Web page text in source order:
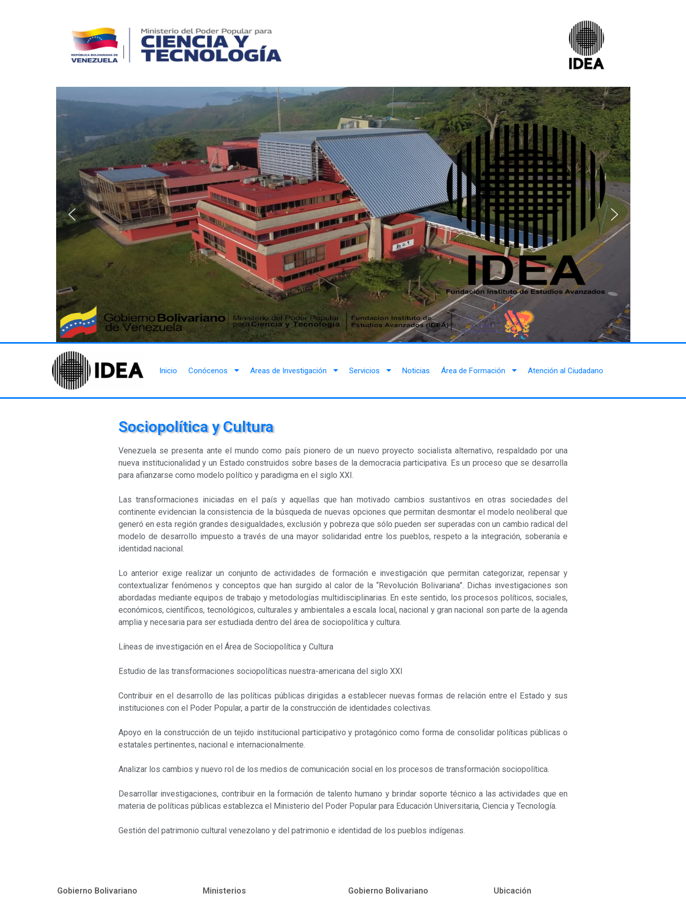
Inicio Conócenos Areas de Investigación Servicios Noticias Área de Formación Atención al Ciudadano
Sociopolítica y Cultura
Venezuela se presenta ante el mundo como país pionero de un nuevo proyecto socialista alternativo, respaldado por una
nueva institucionalidad y un Estado construidos sobre bases de la democracia participativa. Es un proceso que se desarrolla
para afianzarse como modelo político y paradigma en el siglo XXI.
Las transformaciones iniciadas en el país y aquellas que han motivado cambios sustantivos en otras sociedades del
continente evidencian la consistencia de la búsqueda de nuevas opciones que permitan desmontar el modelo neoliberal que
generó en esta región grandes desigualdades, exclusión y pobreza que sólo pueden ser superadas con un cambio radical del
modelo de desarrollo impuesto a través de una mayor solidaridad entre los pueblos, respeto a la integración, soberanía e
identidad nacional.
Lo anterior exige realizar un conjunto de actividades de formación e investiga­ción que permitan categorizar, repensar y
contex­tualizar fenómenos y conceptos que han surgido al calor de la “Revolución Bolivariana”. Dichas in­vestigaciones son
abordadas mediante equipos de trabajo y metodologías multidisciplinarias. En este sentido, los procesos políticos, sociales,
económicos, científicos, tecnológicos, culturales y ambientales a escala local, nacional y gran nacional son parte de la agenda
amplia y necesaria para ser estudiada dentro del área de sociopolítica y cultura.
Líneas de investigación en el Área de Sociopolítica y Cultura
Estudio de las transformaciones sociopolíticas nuestra-americana del siglo XXI
Contribuir en el desarrollo de las políticas públicas dirigidas a establecer nuevas formas de relación entre el Estado y sus
instituciones con el Poder Popular, a partir de la construcción de identidades colectivas.
Apoyo en la construcción de un tejido institucional participativo y protagónico como forma de consolidar políticas públicas o
estatales pertinentes, nacional e internacio­nalmente.
Analizar los cambios y nuevo rol de los medios de comunicación social en los pro­cesos de transformación sociopolítica.
Desarrollar investigaciones, contribuir en la formación de talento humano y brindar soporte técnico a las actividades que en
materia de políticas públicas establezca el Ministerio del Poder Popular para Educación Universitaria, Ciencia y Tecnología.
Gestión del patrimonio cultural venezolano y del patrimonio e identidad de los pueblos indígenas.
Gobierno Bolivariano Ministerios Gobierno Bolivariano Ubicación